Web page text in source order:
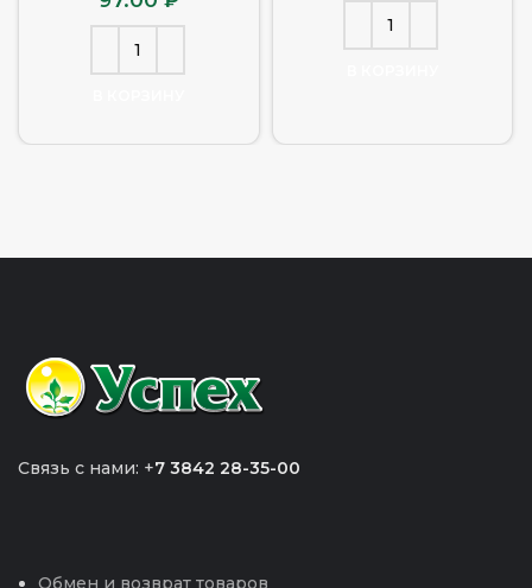
Связь с нами: +7 3842 28-35-00
Обмен и возврат товаров